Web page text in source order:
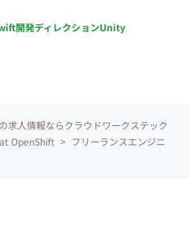
開発ディレクションUnity
求人情報ならクラウドワークステック
OpenShift > フリーランスエンジニ